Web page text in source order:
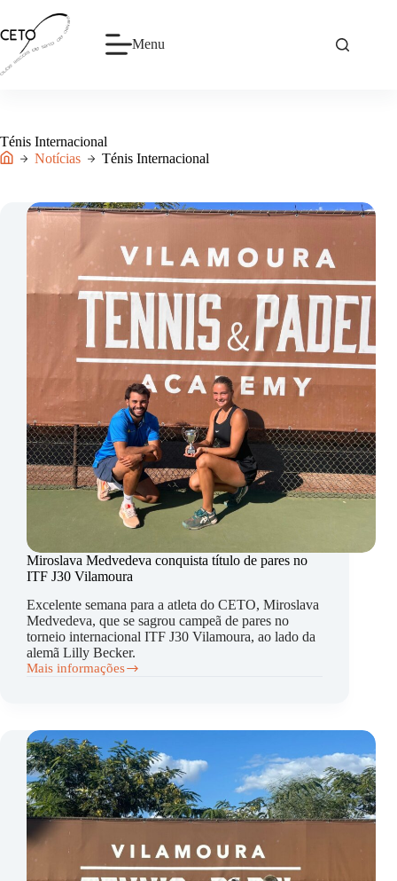
o
conteúdo
Menu
Ténis Internacional
Notícias Ténis Internacional
Miroslava Medvedeva conquista título de pares no
ITF J30 Vilamoura
Excelente semana para a atleta do CETO, Miroslava
Medvedeva, que se sagrou campeã de pares no
torneio internacional ITF J30 Vilamoura, ao lado da
alemã Lilly Becker.
Mais informações
Miroslava
de
pares
no
ITF
J30
Vilamoura